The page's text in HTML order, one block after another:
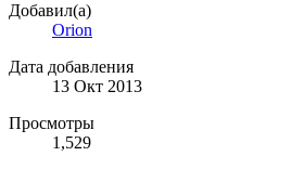
Добавил(а)
Orion
Дата добавления
13 Окт 2013
Просмотры
1,529